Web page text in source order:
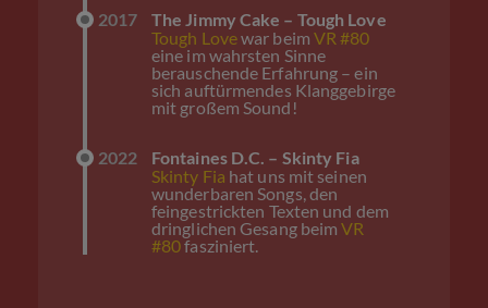
2017
The Jimmy Cake – Tough Love
Tough Lovewar beim VR #80
eine im wahrsten Sinne
berauschende Erfahrung – ein
sich auftürmendes Klanggebirge
mit großem Sound!
2022
Fontaines D.C. – Skinty Fia
Skinty Fia hat uns mit seinen
wunderbaren Songs, den
feingestrickten Texten und dem
dringlichen Gesang beimVR
#80fasziniert.